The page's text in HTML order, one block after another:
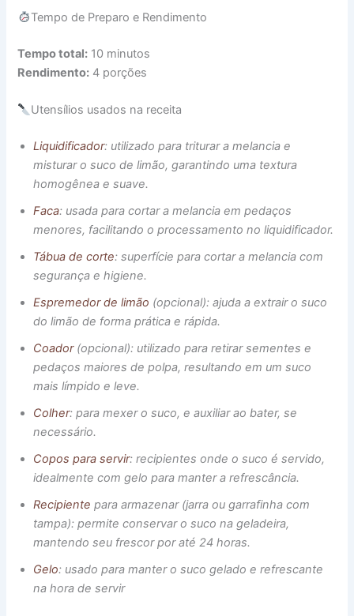
Tempo de Preparo e Rendimento
Tempo total: 10 minutos
Rendimento: 4 porções
Utensílios usados na receita
Liquidificador: utilizado para triturar a melancia e
misturar o suco de limão, garantindo uma textura
homogênea e suave.
Faca: usada para cortar a melancia em pedaços
menores, facilitando o processamento no liquidificador.
Tábua de corte: superfície para cortar a melancia com
segurança e higiene.
Espremedor de limão (opcional): ajuda a extrair o suco
do limão de forma prática e rápida.
Coador(opcional): utilizado para retirar sementes e
pedaços maiores de polpa, resultando em um suco
mais límpido e leve.
Colher: para mexer o suco, e auxiliar ao bater, se
necessário.
Copos para servir: recipientes onde o suco é servido,
idealmente com gelo para manter a refrescância.
Recipiente para armazenar (jarra ou garrafinha com
tampa): permite conservar o suco na geladeira,
mantendo seu frescor por até 24 horas.
Gelo: usado para manter o suco gelado e refrescante
na hora de servir